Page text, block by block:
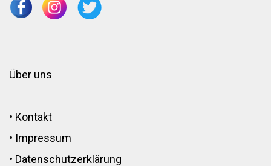
Über uns
• Kontakt
• Impressum
• Datenschutzerklärung